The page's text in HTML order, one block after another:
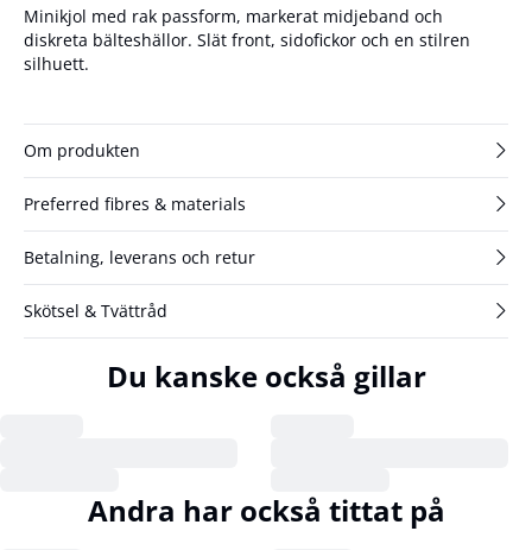
Minikjol med rak passform, markerat midjeband och
diskreta bälteshällor. Slät front, sidofickor och en stilren
silhuett.
Om produkten
Preferred fibres & materials
Betalning, leverans och retur
Skötsel & Tvättråd
Du kanske också gillar
Andra har också tittat på